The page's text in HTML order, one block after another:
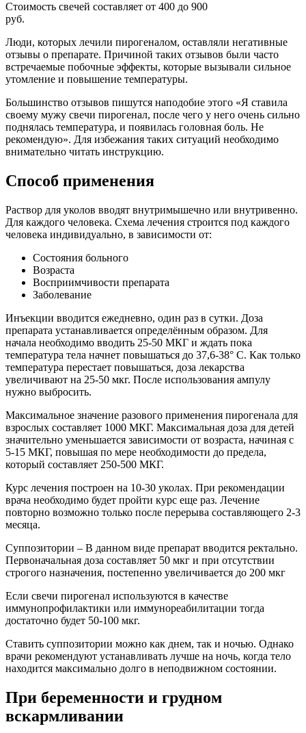
Стоимость свечей составляет от 400 до 900
руб.
Люди, которых лечили пирогеналом, оставляли негативные
отзывы о препарате. Причиной таких отзывов были часто
встречаемые побочные эффекты, которые вызывали сильное
утомление и повышение температуры.
Большинство отзывов пишутся наподобие этого «Я ставила
своему мужу свечи пирогенал, после чего у него очень сильно
поднялась температура, и появилась головная боль. Не
рекомендую». Для избежания таких ситуаций необходимо
внимательно читать инструкцию.
Способ применения
Раствор для уколов вводят внутримышечно или внутривенно.
Для каждого человека. Схема лечения строится под каждого
человека индивидуально, в зависимости от:
Состояния больного
Возраста
Восприимчивости препарата
Заболевание
Инъекции вводится ежедневно, один раз в сутки. Доза
препарата устанавливается определённым образом. Для
начала необходимо вводить 25-50 МКГ и ждать пока
температура тела начнет повышаться до 37,6-38° C. Как только
температура перестает повышаться, доза лекарства
увеличивают на 25-50 мкг. После использования ампулу
нужно выбросить.
Максимальное значение разового применения пирогенала для
взрослых составляет 1000 МКГ. Максимальная доза для детей
значительно уменьшается зависимости от возраста, начиная с
5-15 МКГ, повышая по мере необходимости до предела,
который составляет 250-500 МКГ.
Курс лечения построен на 10-30 уколах. При рекомендации
врача необходимо будет пройти курс еще раз. Лечение
повторно возможно только после перерыва составляющего 2-3
месяца.
Суппозитории – В данном виде препарат вводится ректально.
Первоначальная доза составляет 50 мкг и при отсутствии
строгого назначения, постепенно увеличивается до 200 мкг
Если свечи пирогенал используются в качестве
иммунопрофилактики или иммунореабилитации тогда
достаточно будет 50-100 мкг.
Ставить суппозитории можно как днем, так и ночью. Однако
врачи рекомендуют устанавливать лучше на ночь, когда тело
находится максимально долго в неподвижном состоянии.
При беременности и грудном
вскармливании